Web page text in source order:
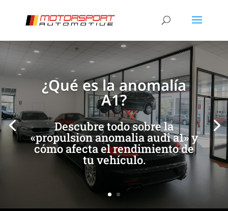
¿Qué es la anomalía
A1?
Descubre todo sobre la
«propulsion anomalia audi a1» y
cómo afecta el rendimiento de
tu vehículo.
[/et_pb_slide] [/et_pb_slide]